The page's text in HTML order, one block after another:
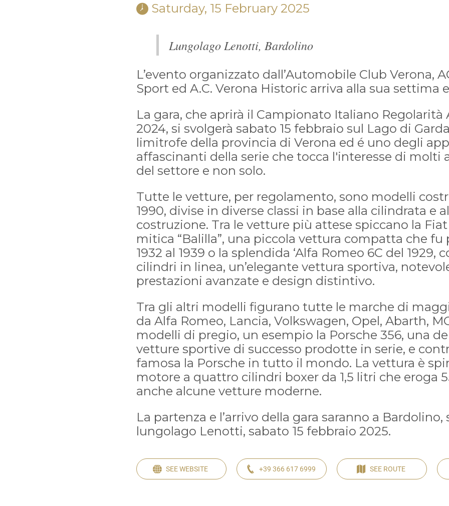
Saturday, 15 February 2025
Lungolago Lenotti, Bardolino
L’evento organizzato dall’Automobile Club Verona,
Sport ed A.C. Verona Historic arriva alla sua settima
La gara, che aprirà il Campionato Italiano Regolarità
2024, si svolgerà sabato 15 febbraio sul Lago di
limitrofe della provincia di Verona ed é uno degli
affascinanti della serie che tocca l'interesse di molti
del settore e non solo.
Tutte le vetture, per regolamento, sono modelli
1990, divise in diverse classi in base alla cilindrata e
costruzione. Tra le vetture più attese spiccano la Fiat
mitica “Balilla”, una piccola vettura compatta che
1932 al 1939 o la splendida ‘Alfa Romeo 6C del 1929,
cilindri in linea, un’elegante vettura sportiva,
prestazioni avanzate e design distintivo.
Tra gli altri modelli figurano tutte le marche di
da Alfa Romeo, Lancia, Volkswagen, Opel, Abarth,
modelli di pregio, un esempio la Porsche 356, una
vetture sportive di successo prodotte in serie, e
famosa la Porsche in tutto il mondo. La vettura è
motore a quattro cilindri boxer da 1,5 litri che eroga
anche alcune vetture moderne.
La partenza e l’arrivo della gara saranno a
lungolago Lenotti, sabato 15 febbraio 2025.
SEE WEBSITE +39 366 617 6999 SEE ROUTE